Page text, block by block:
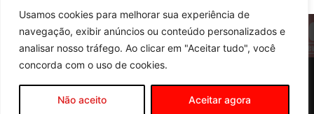
Usamos cookies para melhorar sua experiência de
navegação, exibir anúncios ou conteúdo personalizados e
analisar nosso tráfego. Ao clicar em "Aceitar tudo", você
concorda com o uso de cookies.
Não aceito Aceitar agora
Esportes
Saúde Agropecuária Local